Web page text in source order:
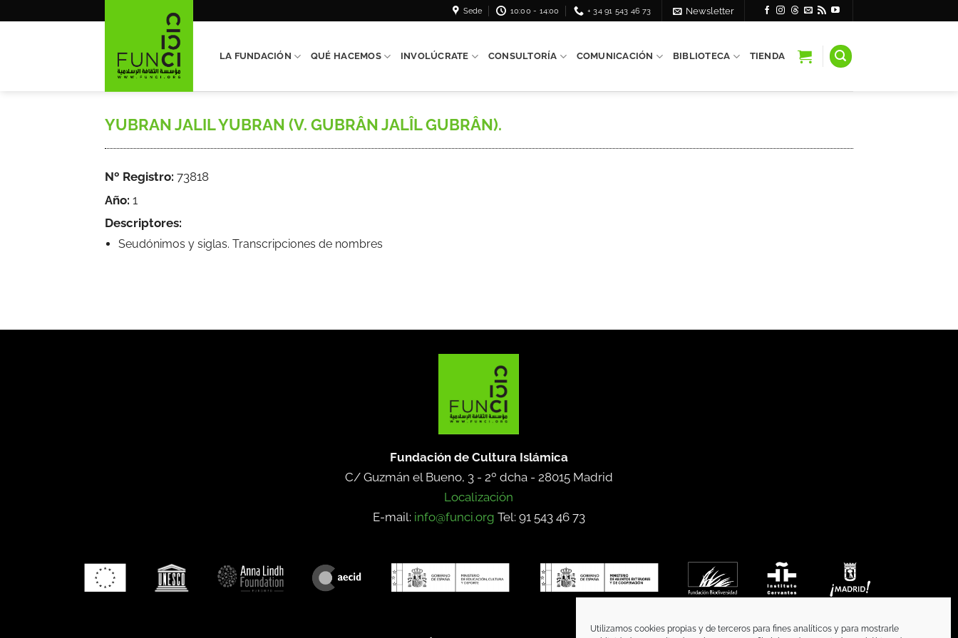
Utilizamos cookies propias y de terceros para fines analíticos y para mostrarle
Sede 10:00 - 14:00 + 34 91 543 46 73 Newsletter
LA FUNDACIÓN QUÉ HACEMOS INVOLÚCRATE CONSULTORÍA COMUNICACIÓN BIBLIOTECA TIENDA
YUBRAN JALIL YUBRAN (V. GUBRÂN JALÎL GUBRÂN).
Nº Registro: 73818
Año: 1
Descriptores:
Seudónimos y siglas. Transcripciones de nombres
Fundación de Cultura Islámica
C/ Guzmán el Bueno, 3 - 2º dcha - 28015 Madrid
Localización
E-mail: info@funci.org Tel: 91 543 46 73